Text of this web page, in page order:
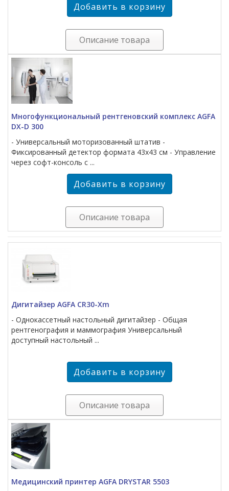
Описание товара
Многофункциональный рентгеновский комплекс AGFA
DX-D 300
- Универсальный моторизованный штатив -
Фиксированный детектор формата 43х43 см - Управление
через софт-консоль с ...
Описание товара
Дигитайзер AGFA CR30-Xm
- Однокассетный настольный дигитайзер - Общая
рентгенография и маммография Универсальный
доступный настольный ...
Описание товара
Медицинский принтер AGFA DRYSTAR 5503